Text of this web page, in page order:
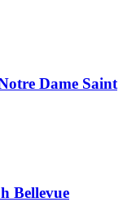
Dame Saint
Bellevue